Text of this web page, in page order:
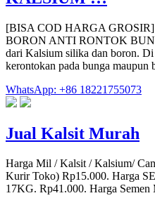
[BISA COD HARGA
BORON ANTI RONTOK
dari Kalsium silika dan boron.
kerontokan pada bunga maupun
WhatsApp: +86 18221755073
Jual Kalsit Murah
Harga Mil / Kalsit / Kalsium/
Kurir Toko) Rp15.000. Harga
17KG. Rp41.000. Harga